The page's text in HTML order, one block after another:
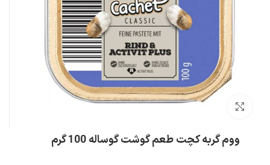
بزرگنمایی تصویر
ووم گربه کچت طعم گوشت گوساله 100 گرم